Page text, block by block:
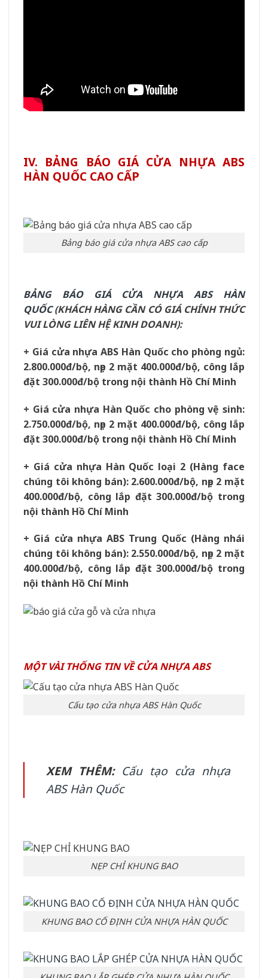
IV. BẢNG BÁO GIÁ CỬA NHỰA ABS
HÀN QUỐC CAO CẤP
Bảng báo giá cửa nhựa ABS cao cấp
BẢNG BÁO GIÁ CỬA NHỰA ABS HÀN
QUỐC(KHÁCH HÀNG CẦN CÓ GIÁ CHÍNH THỨC
VUI LÒNG LIÊN HỆ KINH DOANH):
+ Giá cửa nhựa ABS Hàn Quốc cho phòng ngủ:
2.800.000đ/bộ, nẹp 2 mặt 400.000đ/bộ, công lắp
đặt 300.000đ/bộ trong nội thành Hồ Chí Minh
+ Giá cửa nhựa Hàn Quốc cho phòng vệ sinh:
2.750.000đ/bộ, nẹp 2 mặt 400.000đ/bộ, công lắp
đặt 300.000đ/bộ trong nội thành Hồ Chí Minh
+ Giá cửa nhựa Hàn Quốc loại 2 (Hàng face
chúng tôi không bán): 2.600.000đ/bộ, nẹp 2 mặt
400.000đ/bộ, công lắp đặt 300.000đ/bộ trong
nội thành Hồ Chí Minh
+ Giá cửa nhựa ABS Trung Quốc (Hàng nhái
chúng tôi không bán): 2.550.000đ/bộ, nẹp 2 mặt
400.000đ/bộ, công lắp đặt 300.000đ/bộ trong
nội thành Hồ Chí Minh
MỘT VÀI THỐNG TIN VỀ CỬA NHỰA ABS
Cấu tạo cửa nhựa ABS Hàn Quốc
XEM THÊM: Cấu tạo cửa nhựa
ABS Hàn Quốc
NẸP CHỈ KHUNG BAO
KHUNG BAO CỐ ĐỊNH CỬA NHỰA HÀN QUỐC